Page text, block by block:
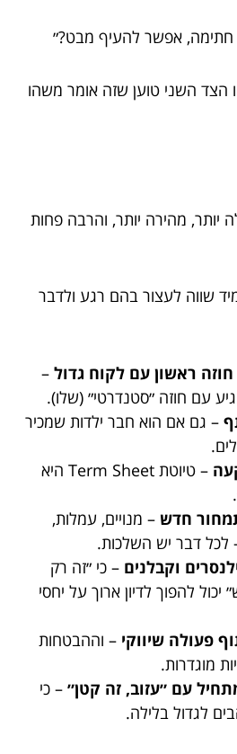
חתימה, אפשר להעיף מבט?״
הצד השני טוען שזה אומר משהו
יותר, מהירה יותר, והרבה פחות
שווה לעצור בהם רגע ולדבר
ראשון עם לקוח גדול –
עם חוזה ״סטנדרטי״ (שלו).
– גם אם הוא חבר ילדות שמכיר
– טיוטת Term Sheet היא
חדש – מנויים, עמלות,
לכל דבר יש השלכות.
וקבלנים – כי ״זה רק
להפוך לדיון ארוך על יחסי
פעולה שיווקי – וההבטחות
מוגדרות.
עם ״עזוב, זה קטן״ – כי
לגדול בלילה.